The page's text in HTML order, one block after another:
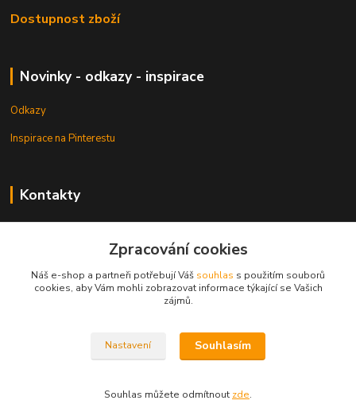
Dostupnost zboží
Novinky - odkazy - inspirace
Odkazy
Inspirace na Pinterestu
Kontakty
Petr Pešek
+420 608 835 880
info@dlata.eu
© Copyright 2013 - 2026 Dlata.eu
Zpracování cookies
Náš e-shop a partneři potřebují Váš souhlas s použitím souborů
cookies, aby Vám mohli zobrazovat informace týkající se Vašich
zájmů.
Nastavení Souhlasím
Souhlas můžete odmítnout zde.